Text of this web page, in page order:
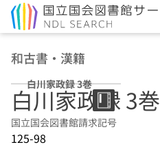
和古書・漢籍
白川家政録 3巻
白川家政録 3巻
国立国会図書館請求記号
125-98